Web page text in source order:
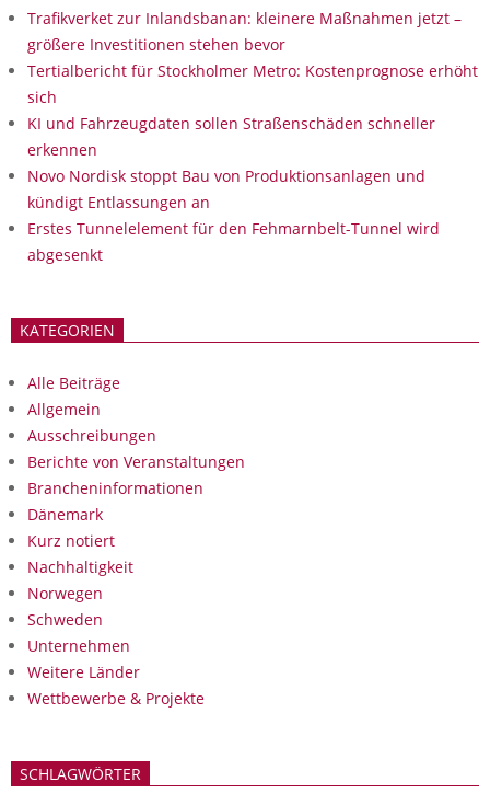
Trafikverket zur Inlandsbanan: kleinere Maßnahmen jetzt –
größere Investitionen stehen bevor
Tertialbericht für Stockholmer Metro: Kostenprognose erhöht
sich
KI und Fahrzeugdaten sollen Straßenschäden schneller
erkennen
Novo Nordisk stoppt Bau von Produktionsanlagen und
kündigt Entlassungen an
Erstes Tunnelelement für den Fehmarnbelt-Tunnel wird
abgesenkt
KATEGORIEN
Alle Beiträge
Allgemein
Ausschreibungen
Berichte von Veranstaltungen
Brancheninformationen
Dänemark
Kurz notiert
Nachhaltigkeit
Norwegen
Schweden
Unternehmen
Weitere Länder
Wettbewerbe & Projekte
SCHLAGWÖRTER